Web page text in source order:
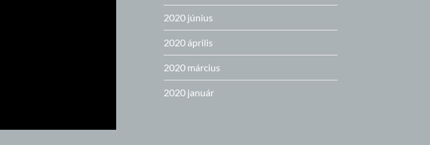
2020 június
2020 április
2020 március
2020 január